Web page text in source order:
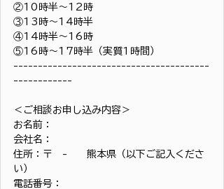
②10時半〜12時
③13時〜14時半
④14時半〜16時
⑤16時〜17時半（実質1時間）
----------------------------------------
------------
＜ご相談お申し込み内容＞
お名前：
会社名：
住所：〒　-　　熊本県（以下ご記入くださ
い）
電話番号：